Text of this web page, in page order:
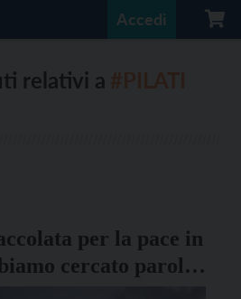
Accedi
relativi a
per la pace in
cercato parole
consapevoli delle